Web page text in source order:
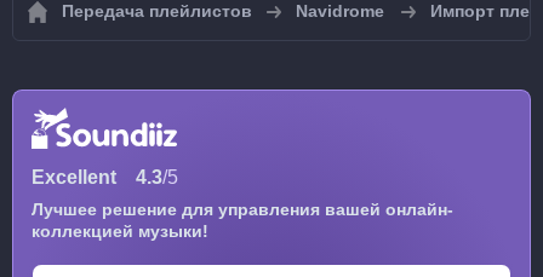
Передача плейлистов Navidrome Импорт
Excellent 4.3/5
Лучшее решение для управления вашей онлайн-
коллекцией музыки!